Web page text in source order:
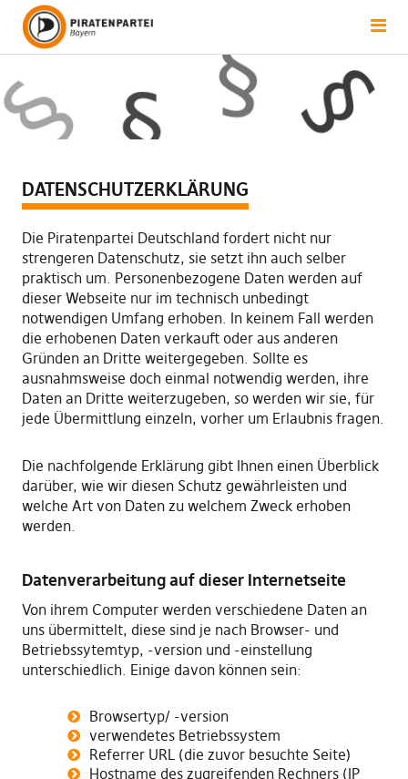
DATENSCHUTZERKLÄRUNG
Die Piratenpartei Deutschland fordert nicht nur
strengeren Datenschutz, sie setzt ihn auch selber
praktisch um. Personenbezogene Daten werden auf
dieser Webseite nur im technisch unbedingt
notwendigen Umfang erhoben. In keinem Fall werden
die erhobenen Daten verkauft oder aus anderen
Gründen an Dritte weitergegeben. Sollte es
ausnahmsweise doch einmal notwendig werden, ihre
Daten an Dritte weiterzugeben, so werden wir sie, für
jede Übermittlung einzeln, vorher um Erlaubnis fragen.
Die nachfolgende Erklärung gibt Ihnen einen Überblick
darüber, wie wir diesen Schutz gewährleisten und
welche Art von Daten zu welchem Zweck erhoben
werden.
Datenverarbeitung auf dieser Internetseite
Von ihrem Computer werden verschiedene Daten an
uns übermittelt, diese sind je nach Browser- und
Betriebssytemtyp, -version und -einstellung
unterschiedlich. Einige davon können sein:
Browsertyp/ -version
verwendetes Betriebssystem
Referrer URL (die zuvor besuchte Seite)
Hostname des zugreifenden Rechners (IP